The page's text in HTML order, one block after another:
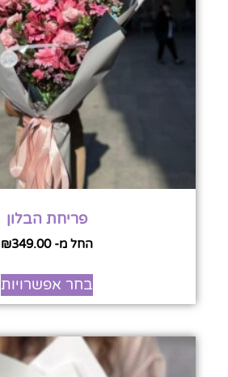
פריחת הבלון
החל מ- ₪349.00
בחר אפשרויות